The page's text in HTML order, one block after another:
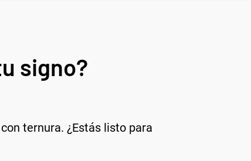
signo?
ternura. ¿Estás listo para